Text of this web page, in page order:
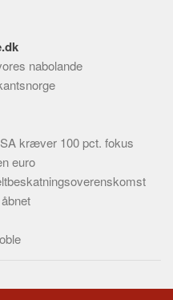
nabolande
kræver 100 pct. fokus
euro